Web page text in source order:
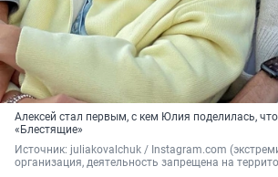
Алексей стал первым, с кем Юлия поделилась,
«Блестящие»
Источник: juliakovalchuk / Instagram.com
организация, деятельность запрещена на